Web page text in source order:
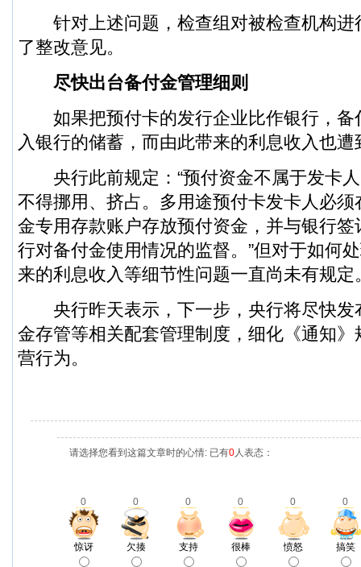
针对上述问题，检查组对被检查机构进
了整改意见。
尽快出台备付金管理细则
如果把预付卡的发行企业比作银行，备
入银行的储蓄，而由此带来的利息收入也遭
央行此前规定：“预付资金不属于发卡人
不得挪用、挤占。多用途预付卡发卡人必
金专用存款账户存放预付资金，并与银行
行对备付金使用情况的监督。”但对于如何
来的利息收入等细节性问题一直尚未有规定
央行昨天表示，下一步，央行将尽快发
金存管等相关配套管理制度，细化《通知
营行为。
请选择您看到这篇文章时的心情: 已有0人表态：
0 0 0 0 0 0
惊讶 欠揍 支持 很棒 愤怒 搞笑